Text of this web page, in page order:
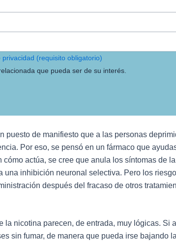
privacidad (requisito obligatorio)
que pueda ser de su interés.
puesto de manifiesto que a las personas
Por eso, se pensó en un fármaco que
actúa, se cree que anula los síntomas de
una inhibición neuronal selectiva. Pero los
después del fracaso de otros
la nicotina parecen, de entrada, muy lógicas. Si
sin fumar, de manera que pueda irse bajando